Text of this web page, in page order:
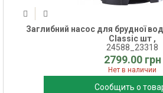
Заглибний насос для брудної
Classic шт ,
24588_23318
2799.00 грн
Нет в наличии
Сообщить о